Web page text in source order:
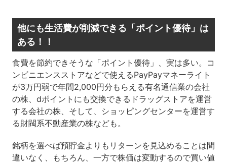
他にも生活費が削減できる「ポイント優待」は
ある！！
食費を節約できそうな「ポイント優待」、実は多い。コ
ンビニエンスストアなどで使えるPayPayマネーライト
が3万円弱で年間2,000円分もらえる有名通信業の会社
の株、dポイントにも交換できるドラッグストアを運営
する会社の株、そして、ショッピングセンターを運営す
る財閥系不動産業の株なども。
銘柄を選べば預貯金よりもリターンを見込めることは間
違いなく、もちろん、一方で株価は変動するので買い値